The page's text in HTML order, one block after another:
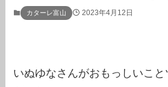
カターレ富山 2023年4月12日
いぬゆなさんがおもっしいこ